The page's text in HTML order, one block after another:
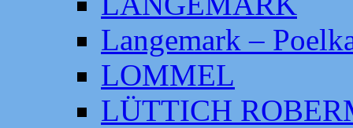
Langemark –
LOMMEL
LÜTTICH